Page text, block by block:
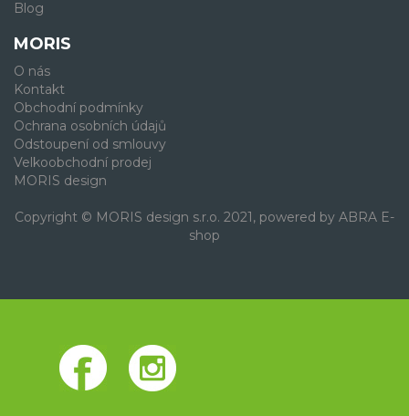
Blog
MORIS
O nás
Kontakt
Obchodní podmínky
Ochrana osobních údajů
Odstoupení od smlouvy
Velkoobchodní prodej
MORIS design
Copyright © MORIS design s.r.o. 2021, powered by ABRA E-
shop